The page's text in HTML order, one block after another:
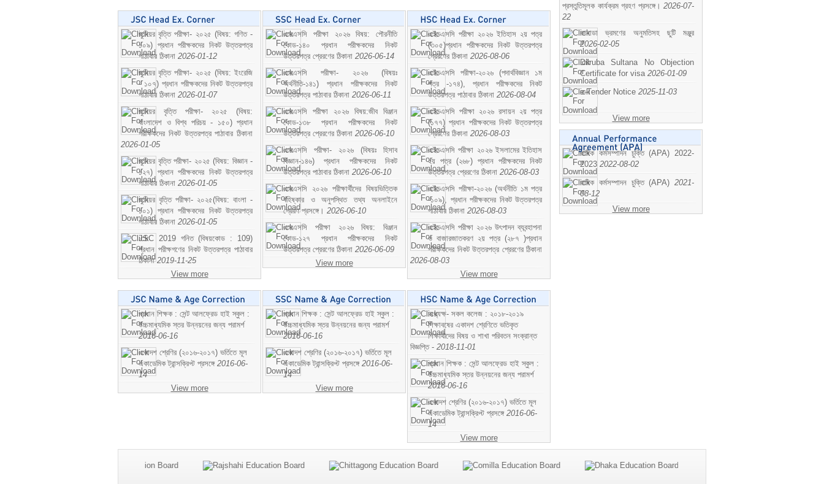
জুনিয়র বৃত্তি পরীক্ষা- ২০২৫ (বিষয়: গণিত -
১০৯) প্রধান পরীক্ষকদের নিকট উত্তরপত্র
পাঠাবার ঠিকানা 2026-01-12
জুনিয়র বৃত্তি পরীক্ষা- ২০২৫ (বিষয়: ইংরেজি
- ১০৭) প্রধান পরীক্ষকদের নিকট উত্তরপত্র
পাঠাবার ঠিকানা 2026-01-07
জুনিয়র বৃত্তি পরীক্ষা- ২০২৫ (বিষয়:
বাংলাদেশ ও বিশ্ব পরিচয় - ১৫০) প্রধান
পরীক্ষকদের নিকট উত্তরপত্র পাঠাবার ঠিকানা
2026-01-05
জুনিয়র বৃত্তি পরীক্ষা- ২০২৫ (বিষয়: বিজ্ঞান -
১২৭) প্রধান পরীক্ষকদের নিকট উত্তরপত্র
পাঠাবার ঠিকানা 2026-01-05
জুনিয়র বৃত্তি পরীক্ষা- ২০২৫(বিষয়: বাংলা -
১০১) প্রধান পরীক্ষকদের নিকট উত্তরপত্র
পাঠাবার ঠিকানা 2026-01-05
JSC 2019 গনিত (বিষয়কোড : 109)
প্রধান পরীক্ষগণের নিকট উত্তরপত্র পাঠাবার
ঠিকানা2019-11-25
View more
এসএসসি পরীক্ষা ২০২৬ বিষয়: পৌরনীতি
কোড-১৪০ প্রধান পরীক্ষকদের নিকট
উত্তরপত্র প্রেরণের ঠিকানা 2026-06-14
এসএসসি পরীক্ষা- ২০২৬ (বিষয়ঃ
অর্থনীতি-১৪১) প্রধান পরীক্ষকদের নিকট
উত্তরপত্র পাঠাবার ঠিকানা 2026-06-11
এসএসসি পরীক্ষা ২০২৬ বিষয়:জীব বিঞ্জান
কোড-১৩৮ প্রধান পরীক্ষকদের নিকট
উত্তরপত্র প্রেরণের ঠিকানা 2026-06-10
এসএসসি পরীক্ষা- ২০২৬ (বিষয়ঃ হিসাব
বিজ্ঞান-১৪৬) প্রধান পরীক্ষকদের নিকট
উত্তরপত্র পাঠাবার ঠিকানা 2026-06-10
এসএসসি ২০২৬ পরীক্ষার্থীদের বিষয়ভিত্তিক
বহিষ্কার ও অনুপস্থিত তথ্য অনলাইনে
প্রেরণ প্রসঙ্গে। 2026-06-10
এসএসসি পরীক্ষা ২০২৬ বিষয়: বিঞ্জান
কোড-১২৭ প্রধান পরীক্ষকদের নিকট
উত্তরপত্র প্রেরণের ঠিকানা 2026-06-09
View more
এইচএসসি পরীক্ষা ২০২৬ ইতিহাস ২য় পত্র
(৩০৫)প্রধান পরীক্ষকদের নিকট উত্তরপত্র
প্রেরণের ঠিকানা 2026-08-06
এইচএসসি পরীক্ষা-২০২৬ (পদার্থবিজ্ঞান ১ম
পত্র -১৭৪), প্রধান পরীক্ষকদের নিকট
উত্তরপত্র পাঠাবার ঠিকানা 2026-08-04
এইচএসসি পরীক্ষা ২০২৬ রসায়ন ২য় পত্র
(১৭৭) প্রধান পরীক্ষকদের নিকট উত্তরপত্র
প্রেরণের ঠিকানা 2026-08-03
এইচএসসি পরীক্ষা ২০২৬ ইসলামের ইতিহাস
২য় পত্র (২৬৮) প্রধান পরীক্ষকদের নিকট
উত্তরপত্র প্রেরণের ঠিকানা 2026-08-03
এইচএসসি পরীক্ষা-২০২৬ (অর্থনীতি ১ম পত্র
-১০৯), প্রধান পরীক্ষকদের নিকট উত্তরপত্র
পাঠাবার ঠিকানা 2026-08-03
এইচএসসি পরীক্ষা ২০২৬ উৎপাদন ব্যবন্হাপনা
ও বাজারজাতকরণ ২য় পত্র (২৮৭ )প্রধান
পরীক্ষকদের নিকট উত্তরপত্র প্রেরণের ঠিকানা
2026-08-03
View more
প্রধান শিক্ষক : সেন্ট আলফ্রেড হাই স্কুল :
উচ্চমাধ্যমিক স্তর উন্নয়নের জন্য পরামর্শ
2016-06-16
একাদশ শ্রেণির (২০১৬-২০১৭) ভর্তিতে মূল
একাডেমিক ট্রান্সক্রিপ্ট প্রসঙ্গে 2016-06-
14
View more
প্রধান শিক্ষক : সেন্ট আলফ্রেড হাই স্কুল :
উচ্চমাধ্যমিক স্তর উন্নয়নের জন্য পরামর্শ
2016-06-16
একাদশ শ্রেণির (২০১৬-২০১৭) ভর্তিতে মূল
একাডেমিক ট্রান্সক্রিপ্ট প্রসঙ্গে 2016-06-
14
View more
অধ্যক্ষ- সকল কলেজ : ২০১৮-২০১৯
শিক্ষাবষের একাদশ শ্রেণিতে ভতিকৃত
শিক্ষাথীদের বিষয় ও শাখা পরিবতন সংক্রান্ত
বিজ্ঞপ্তি - 2018-11-01
প্রধান শিক্ষক : সেন্ট আলফ্রেড হাই স্কুল :
উচ্চমাধ্যমিক স্তর উন্নয়নের জন্য পরামর্শ
2016-06-16
একাদশ শ্রেণির (২০১৬-২০১৭) ভর্তিতে মূল
একাডেমিক ট্রান্সক্রিপ্ট প্রসঙ্গে 2016-06-
14
View more
প্রস্তুতিমূলক কার্যক্রম গ্রহণ প্রসঙ্গে। 2026-07-
22
কানাডা ভ্রমণের অনুমতিসহ ছুটি মঞ্জুর
2026-02-05
Dilruba Sultana No Objection
Certificate for visa 2026-01-09
e-Tender Notice 2025-11-03
View more
বাষিক কর্মসম্পাদন চুক্তি (APA) 2022-
2023 2022-08-02
বাষিক কর্মসম্পাদন চুক্তি (APA) 2021-
08-12
View more